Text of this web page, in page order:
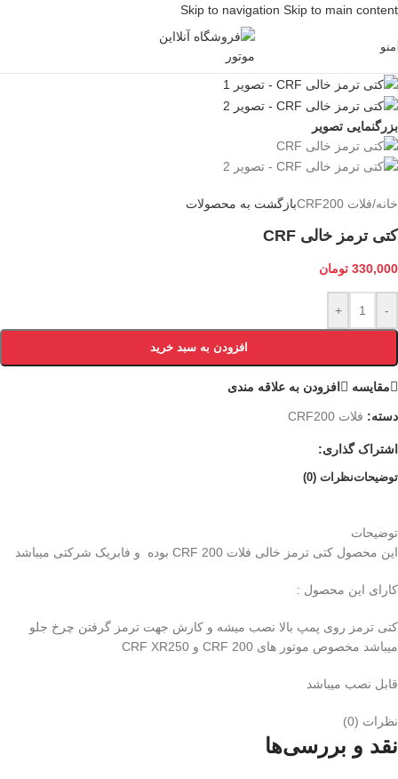
Skip to navigation Skip to main content
منو
بزرگنمایی تصویر
خانه/فلات CRF200 بازگشت به محصولات
کتی ترمز خالی CRF
330,000 تومان
-
+
افزودن به سبد خرید
مقایسه افزودن به علاقه مندی
دسته: فلات CRF200
اشتراک گذاری:
توضیحاتنظرات (0)
توضیحات
این محصول کتی ترمز خالی فلات CRF 200 بوده و فابریک شرکتی میباشد
کارای این محصول :
کتی ترمز روی پمپ بالا نصب میشه و کارش جهت ترمز گرفتن چرخ جلو
میباشد مخصوص موتور های CRF 200 و CRF XR250
قابل نصب میباشد
نظرات (0)
نقد و بررسی‌ها